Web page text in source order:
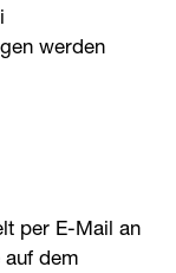
werden
per E-Mail an
dem